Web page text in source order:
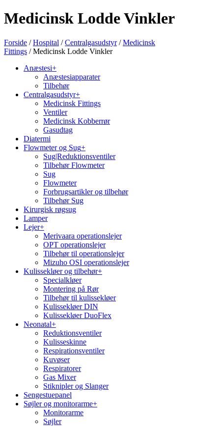
Medicinsk Lodde Vinkler
Forside /Hospital /Centralgasudstyr/Medicinsk
Fittings / Medicinsk Lodde Vinkler
Anæstesi+
Anæstesiapparater
Tilbehør
Centralgasudstyr+
Medicinsk Fittings
Ventiler
Medicinsk Kobberrør
Gasudtag
Diatermi
Flowmeter og Sug+
Sug|Reduktionsventiler
Tilbehør Flowmeter
Sug
Flowmeter
Forbrugsartikler og tilbehør
Tilbehør Sug
Kirurgisk røgsug
Lamper
Lejer+
Merivaara operationslejer
OPT operationslejer
Tilbehør til operationslejer
Mizuho OSI operationslejer
Kulissekløer og tilbehør+
Specialkløer
Montering på Rør
Tilbehør til kulissekløer
Kulissekløer DIN
Kulissekløer DuoFlex
Neonatal+
Reduktionsventiler
Kulisseskinne
Respirationsventiler
Kuvøser
Respiratorer
Gas Mixer
Stiknipler og Slanger
Sengestuepanel
Søjler og monitorarme+
Monitorarme
Søjler